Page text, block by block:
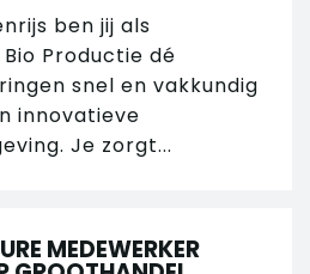
ben jij als
Productie dé
snel en vakkundig
innovatieve
Je zorgt...
MEDEWERKER